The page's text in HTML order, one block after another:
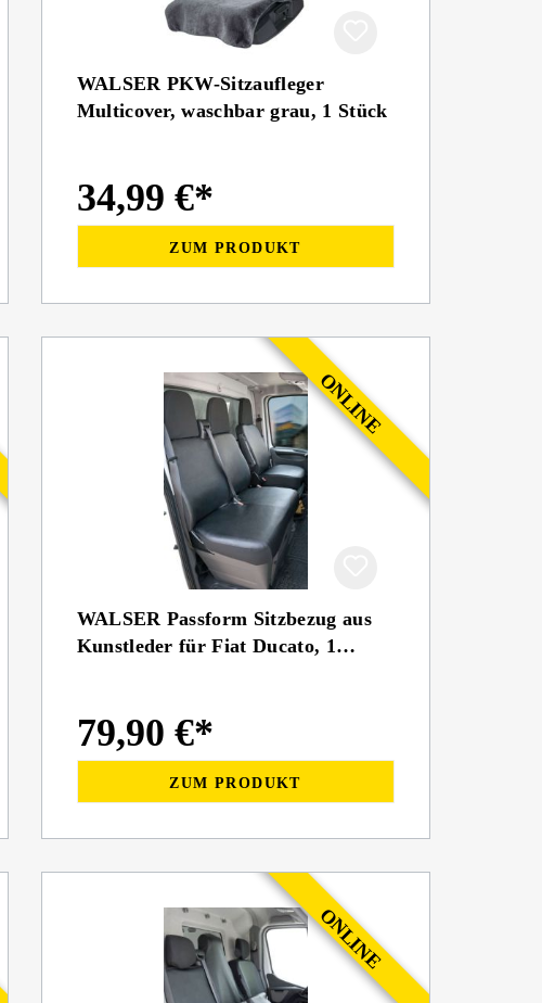
WALSER PKW-Sitzaufleger
Multicover, waschbar grau, 1 Stück
34,99 €*
ZUM PRODUKT
WALSER Passform Sitzbezug aus
Kunstleder für Fiat Ducato, 1
79,90 €*
ZUM PRODUKT